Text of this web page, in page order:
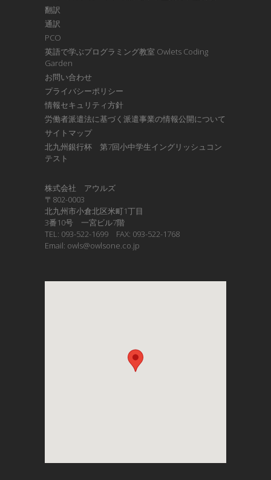
翻訳
通訳
PCO
英語で学ぶプログラミング教室 Owlets Coding
Garden
お問い合わせ
プライバシーポリシー
情報セキュリティ方針
労働者派遣法に基づく派遣事業の情報公開について
サイトマップ
北九州銀行杯 第7回小中学生イングリッシュコン
テスト
株式会社 アウルズ
〒802-0003
北九州市小倉北区米町1丁目
3番10号 一宮ビル7階
TEL: 093-522-1699 FAX: 093-522-1768
Email: owls@owlsone.co.jp